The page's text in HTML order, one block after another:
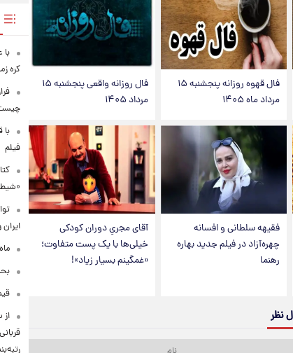
فال قهوه روزانه پنجشنبه ۱۵
مرداد ماه ۱۴۰۵
فال روزانه واقعی پنجشنبه ۱۵
مرداد ۱۴۰۵
فقیهه سلطانی و افسانه
چهره‌آزاد در فیلم جدید بهاره
رهنما
آقای مجریِ دوران کودکی
خیلی‌ها با یک پست متفاوت؛
«غمگینم بسیار زیاد»!
نظر
کره
فیلم
قیمت طلا